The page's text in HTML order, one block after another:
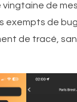
vingtaine de
exempts de bug
de tracé,